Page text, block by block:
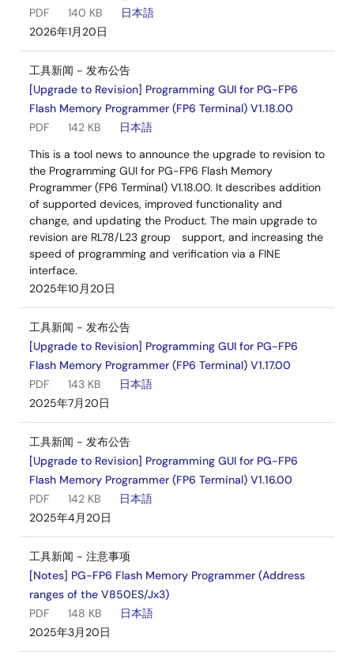
PDF
140 KB
日本語
2026年1月20日
工具新闻 - 发布公告
[Upgrade to Revision] Programming GUI for PG-FP6
Flash Memory Programmer (FP6 Terminal) V1.18.00
PDF
142 KB
日本語
This is a tool news to announce the upgrade to revision to
the Programming GUI for PG-FP6 Flash Memory
Programmer (FP6 Terminal) V1.18.00. It describes addition
of supported devices, improved functionality and
change, and updating the Product. The main upgrade to
revision are RL78/L23 group support, and increasing the
speed of programming and verification via a FINE
interface.
2025年10月20日
工具新闻 - 发布公告
[Upgrade to Revision] Programming GUI for PG-FP6
Flash Memory Programmer (FP6 Terminal) V1.17.00
PDF
143 KB
日本語
2025年7月20日
工具新闻 - 发布公告
[Upgrade to Revision] Programming GUI for PG-FP6
Flash Memory Programmer (FP6 Terminal) V1.16.00
PDF
142 KB
日本語
2025年4月20日
工具新闻 - 注意事项
[Notes] PG-FP6 Flash Memory Programmer (Address
ranges of the V850ES/Jx3)
PDF
148 KB
日本語
2025年3月20日